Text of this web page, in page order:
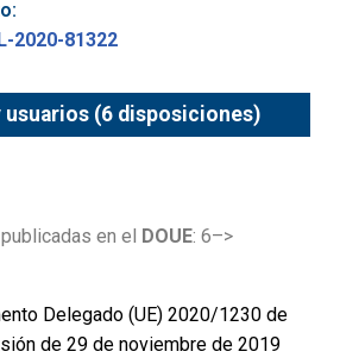
2020-81322
usuarios (6 disposiciones)
en el DOUE: 6–>
Delegado (UE) 2020/1230 de
de 29 de noviembre de 2019